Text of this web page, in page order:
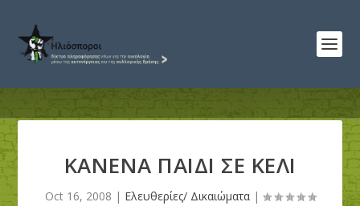
ΚΑΝΕΝΑ ΠΑΙΔΙ ΣΕ ΚΕΛΙ
Oct 16, 2008 | Ελευθερίες/ Δικαιώματα|